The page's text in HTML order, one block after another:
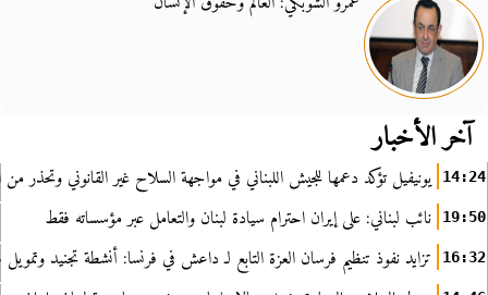
آخر الأخبار
14:24 يونيفيل تؤكد دعمها للجيش اللبناني في مواجهة السلاح غير القانوني وتحذر من
19:50 نائب لبناني: على إيران احترام سيادة لبنان والتعامل عبر مؤسساته فقط
16:32 تزايد نفوذ تنظيم فرسان العزة التابع لـ داعش في فرنسا: أنشطة تجنيد